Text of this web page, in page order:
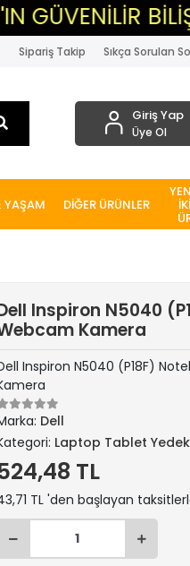
BİLİŞİM
Sipariş Takip Sıkça Sorulan
Giriş Yap
Üye Ol
YAŞAM DİĞER ÜRÜNLER
Inspiron N5040
Kamera
Inspiron N5040 (P18F)
Dell
Laptop Tablet
TL
TL 'den başlayan